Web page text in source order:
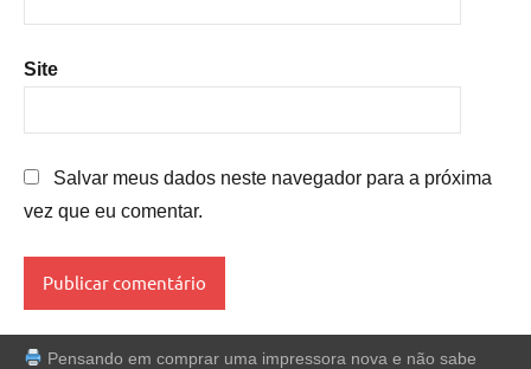
Site
Salvar meus dados neste navegador para a próxima
vez que eu comentar.
Pensando em comprar uma impressora nova e não sabe